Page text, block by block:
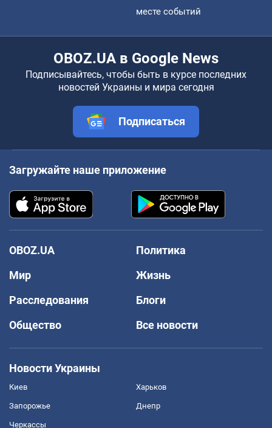
месте событий
OBOZ.UA в Google News
Подписывайтесь, чтобы быть в курсе последних
новостей Украины и мира сегодня
Подписаться
Загружайте наше приложение
OBOZ.UA
Политика
Мир
Жизнь
Расследования
Блоги
Общество
Все новости
Новости Украины
Киев Харьков
Запорожье Днепр
Черкассы